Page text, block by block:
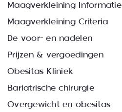
Maagverkleining Informatie
Maagverkleining Criteria
De voor- en nadelen
Prijzen & vergoedingen
Obesitas Kliniek
Bariatrische chirurgie
Overgewicht en obesitas